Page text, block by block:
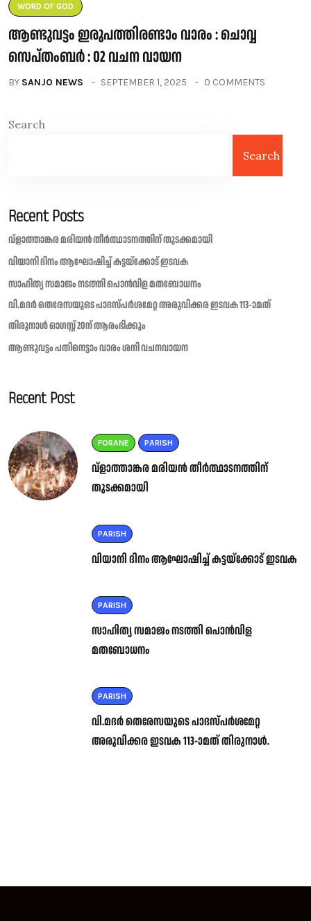
WORD OF GOD
ആണ്ടുവട്ടം ഇരുപത്തിരണ്ടാം വാരം : ചൊവ്വ
സെപ്തംബർ : 02 വചന വായന
BY SANJO NEWS SEPTEMBER 1, 2025 0 COMMENTS
Search
Search
Recent Posts
വ്ളാത്താങ്കര മരിയൻ തീർത്ഥാടനത്തിന് തുടക്കമായി
വിയാനി ദിനം ആഘോഷിച്ച് കട്ടയ്ക്കോട് ഇടവക
സാഹിത്യ സമാജം നടത്തി പൊൻവിള മതബോധനം
വി.മദർ തെരേസയുടെ പാദസ്പർശമേറ്റ അരുവിക്കര ഇടവക 113-ാമത്
തിരുനാൾ ഓഗസ്റ്റ് 20ന് ആരംഭിക്കും
ആണ്ടുവട്ടം പതിനെട്ടാം വാരം ശനി വചനവായന
Recent Post
FORANE PARISH
വ്ളാത്താങ്കര മരിയൻ തീർത്ഥാടനത്തിന്
തുടക്കമായി
PARISH
വിയാനി ദിനം ആഘോഷിച്ച് കട്ടയ്ക്കോട് ഇടവക
PARISH
സാഹിത്യ സമാജം നടത്തി പൊൻവിള
മതബോധനം
PARISH
വി.മദർ തെരേസയുടെ പാദസ്പർശമേറ്റ
അരുവിക്കര ഇടവക 113-ാമത് തിരുനാൾ.